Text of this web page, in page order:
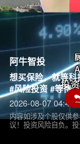
阿牛智投
想买保险，就等
#风险投资 #等待
2026-08-07 04:45
内容如涉及个股仅供
议！投资风险自负。